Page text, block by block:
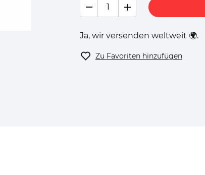
Ja, wir versenden weltweit 🌍.
Zu Favoriten hinzufügen